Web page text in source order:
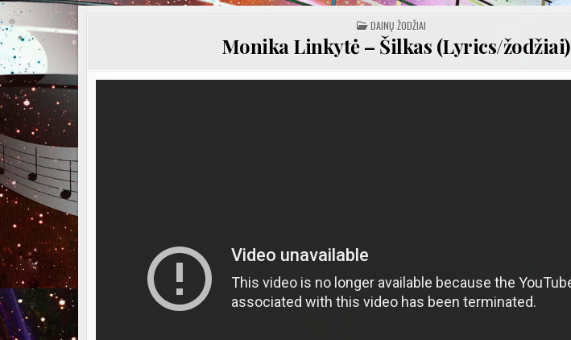
POSTED
IN
DAINŲ ŽODŽIAI
Monika Linkytė – Šilkas (Lyrics/žodžiai)